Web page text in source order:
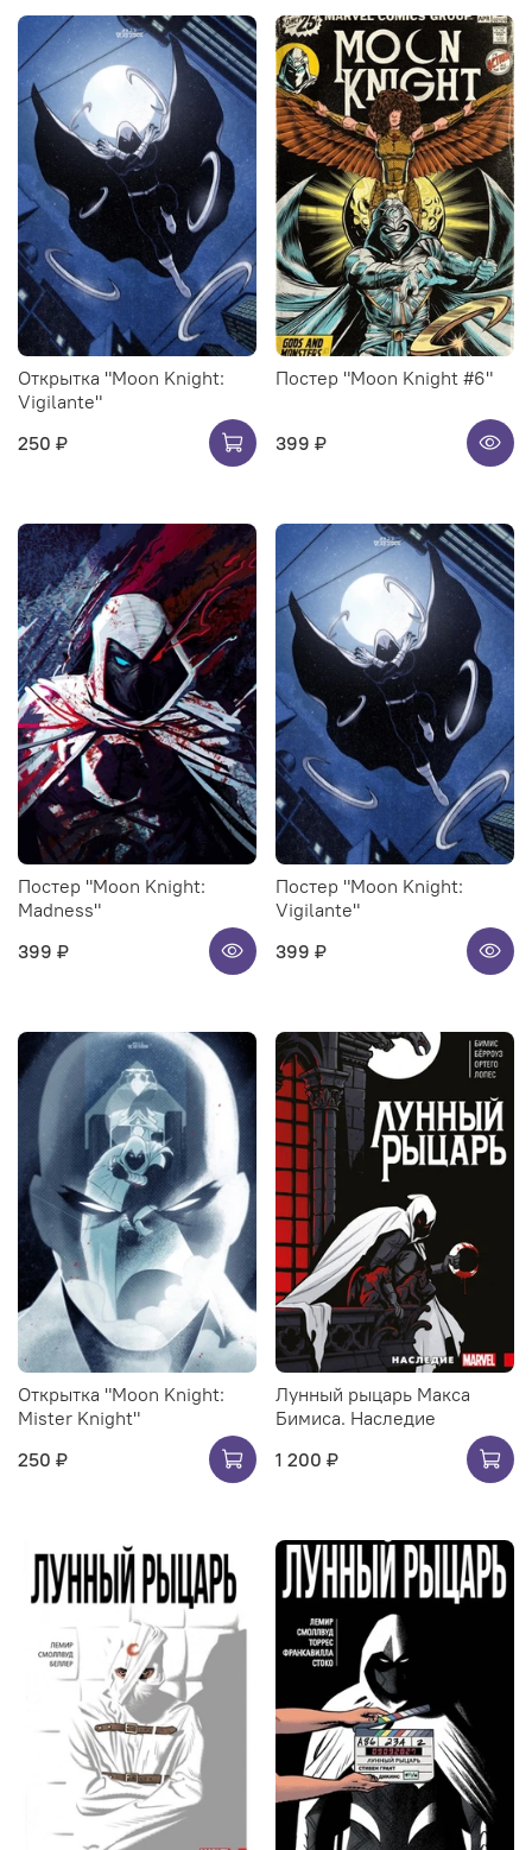
Открытка "Moon Knight:
Vigilante"
250 ₽
Постер "Moon Knight #6"
399 ₽
Постер "Moon Knight:
Madness"
399 ₽
Постер "Moon Knight:
Vigilante"
399 ₽
Открытка "Moon Knight:
Mister Knight"
250 ₽
Лунный рыцарь Макса
Бимиса. Наследие
1 200 ₽